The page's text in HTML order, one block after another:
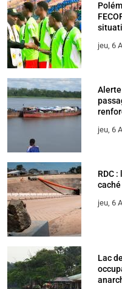
jeu, 6
Alerte
jeu, 6
RDC
jeu, 6
Lac